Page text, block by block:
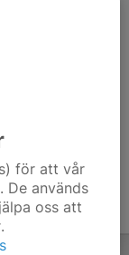
för att vår
De används
oss att